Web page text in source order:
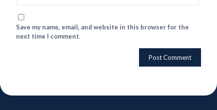
Save my name, email, and website in this browser for the
next time I comment.